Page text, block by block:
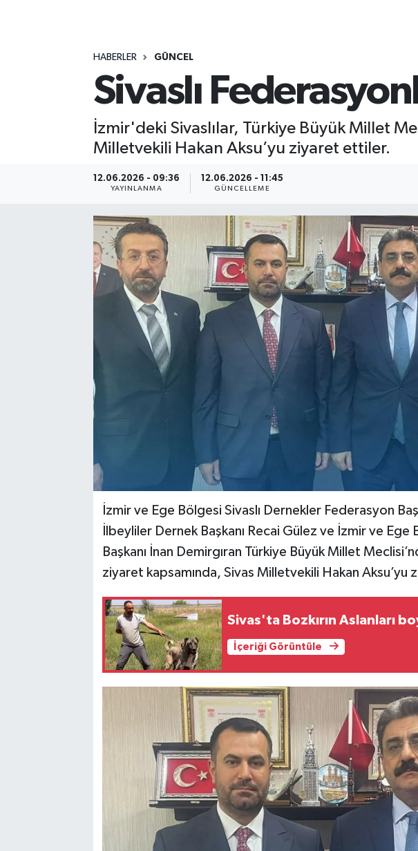
HABERLER GÜNCEL
Sivaslı
İzmir'deki Sivaslılar, Türkiye Büyük Millet
Milletvekili Hakan Aksu’yu ziyaret ettiler.
12.06.2026 - 09:36
YAYINLANMA
12.06.2026 - 11:45
GÜNCELLEME
İzmir ve Ege Bölgesi Sivaslı Dernekler Federasyon
İlbeyliler Dernek Başkanı Recai Gülez ve İzmir ve Ege
Başkanı İnan Demirgıran Türkiye Büyük Millet
ziyaret kapsamında, Sivas Milletvekili Hakan Aksu’yu
Sivas'ta Bozkırın Aslanları
İçeriği Görüntüle
ÖZEL HABER
RESMİ İLANLAR
SPONSORLU YAZI